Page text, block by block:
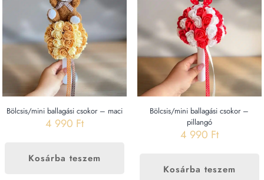
Bölcsis/mini ballagási csokor – maci
4 990 Ft
Kosárba teszem
Bölcsis/mini ballagási csokor –
pillangó
4 990 Ft
Kosárba teszem